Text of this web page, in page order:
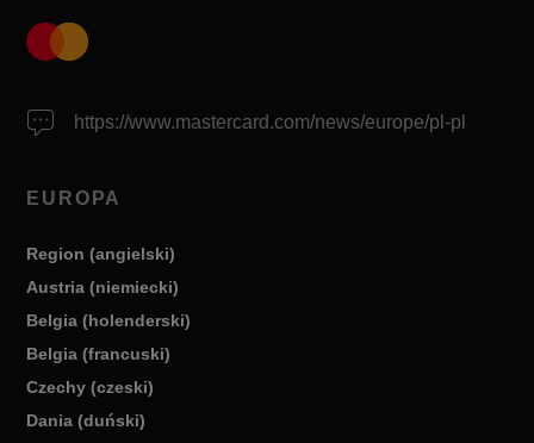
https://www.mastercard.com/news/europe/pl-pl
EUROPA
Region (angielski)
Austria (niemiecki)
Belgia (holenderski)
Belgia (francuski)
Czechy (czeski)
Dania (duński)